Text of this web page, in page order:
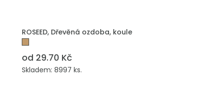
ROSEED, Dřevěná ozdoba, koule
od 29.70 Kč
Skladem: 8997 ks.